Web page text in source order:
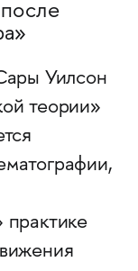
Уилсон
теории»
практике